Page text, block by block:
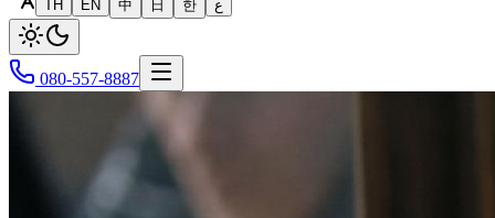
TH
EN 中 日 한 ع
080-557-8887